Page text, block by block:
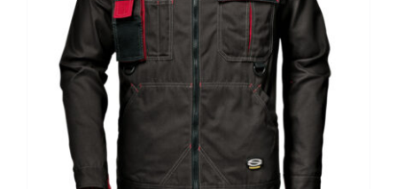
be
chosen
on
the
product